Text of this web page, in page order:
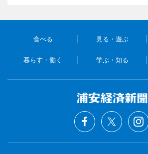
食べる 見る・遊ぶ
暮らす・働く 学ぶ・知る